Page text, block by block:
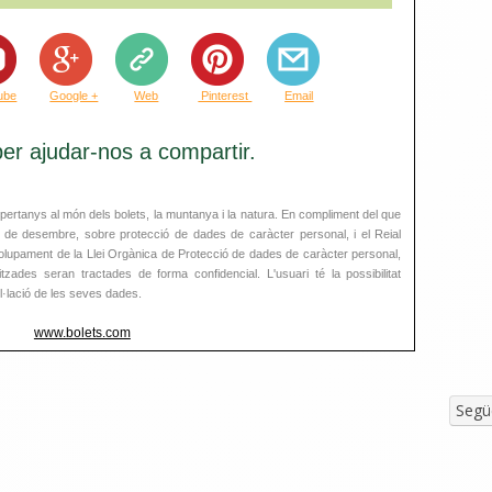
Google + Web Pinterest Email
ajudar-nos a compartir.
al món dels bolets, la muntanya i la natura. En compliment del que
desembre, sobre protecció de dades de caràcter personal, i el Reial
de la Llei Orgànica de Protecció de dades de caràcter personal,
seran tractades de forma confidencial. L'usuari té la possibilitat
de les seves dades.
www.bolets.com